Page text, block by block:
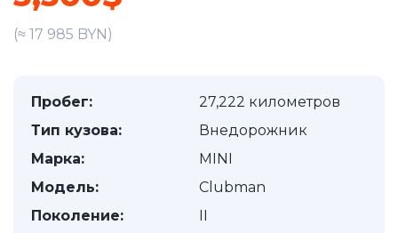
(≈ 17 985 BYN)
Пробег:
27,222 километров
Тип кузова:
Внедорожник
Марка:
MINI
Модель:
Clubman
Поколение:
II